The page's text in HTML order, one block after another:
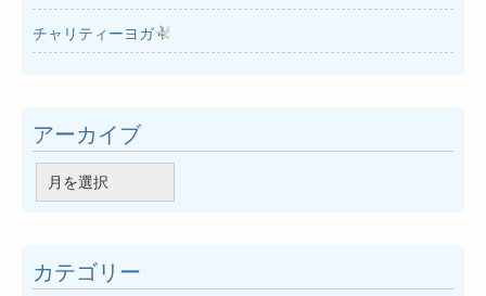
チャリティーヨガ
アーカイブ
ー
ブ
カテゴリー